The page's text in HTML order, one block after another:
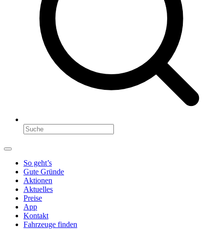
So geht’s
Gute Gründe
Aktionen
Aktuelles
Preise
App
Kontakt
Fahrzeuge finden